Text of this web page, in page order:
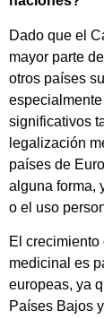
Dado que el
mayor parte
otros países
significativos
legalización
países de
alguna forma,
o el uso
El
medicinal es
europeas, ya
Países Bajos